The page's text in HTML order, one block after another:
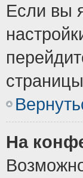
Если вы
На